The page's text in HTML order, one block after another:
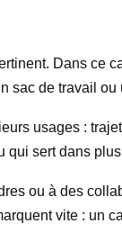
Dans ce
de travail
usages :
qui sert dans
ou à des
vite : un